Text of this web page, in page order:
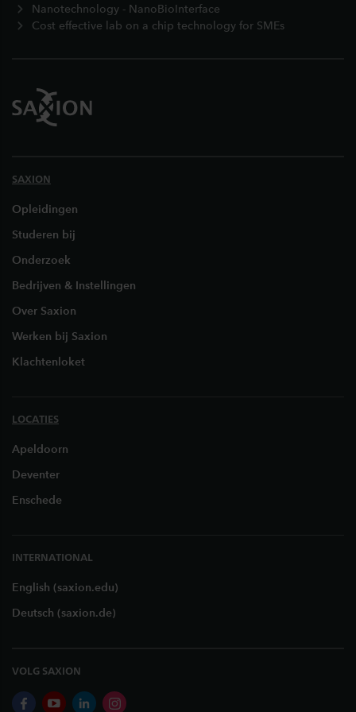
Nanotechnology - NanoBioInterface
Cost effective lab on a chip technology for SMEs
SAXION
Opleidingen
Studeren bij
Onderzoek
Bedrijven & Instellingen
Over Saxion
Werken bij Saxion
Klachtenloket
LOCATIES
Apeldoorn
Deventer
Enschede
INTERNATIONAL
English (saxion.edu)
Deutsch (saxion.de)
VOLG SAXION